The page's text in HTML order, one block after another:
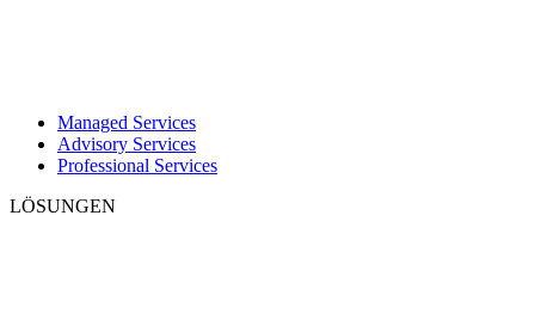
Managed Services
Advisory Services
Professional Services
LÖSUNGEN